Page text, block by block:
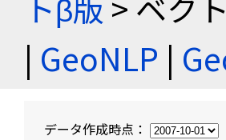
| GeoNLP |
データ作成時点：